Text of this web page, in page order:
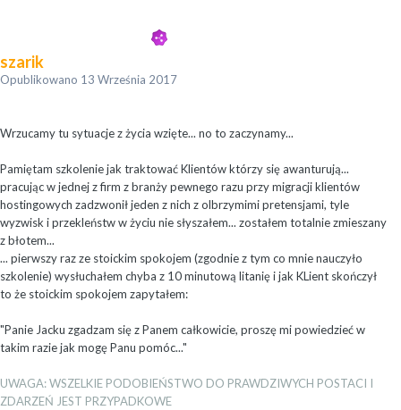
szarik
Opublikowano 13 Września 2017
Wrzucamy tu sytuacje z życia wzięte... no to zaczynamy...
Pamiętam szkolenie jak traktować Klientów którzy się awanturują...
pracując w jednej z firm z branży pewnego razu przy migracji klientów
hostingowych zadzwonił jeden z nich z olbrzymimi pretensjami, tyle
wyzwisk i przekleństw w życiu nie słyszałem... zostałem totalnie zmieszany
z błotem...
... pierwszy raz ze stoickim spokojem (zgodnie z tym co mnie nauczyło
szkolenie) wysłuchałem chyba z 10 minutową litanię i jak KLient skończył
to że stoickim spokojem zapytałem:
"Panie Jacku zgadzam się z Panem całkowicie, proszę mi powiedzieć w
takim razie jak mogę Panu pomóc..."
UWAGA: WSZELKIE PODOBIEŃSTWO DO PRAWDZIWYCH POSTACI I
ZDARZEŃ JEST PRZYPADKOWE